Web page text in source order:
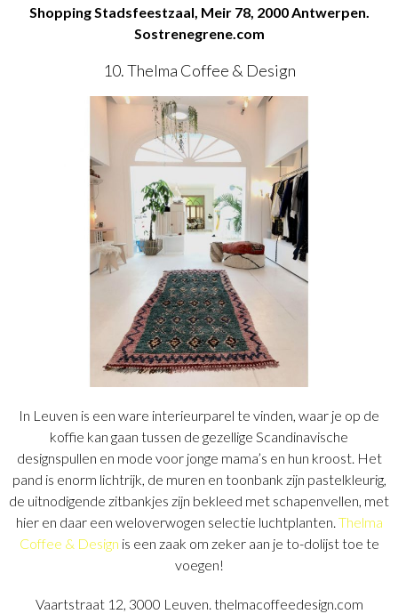
Shopping Stadsfeestzaal, Meir 78, 2000 Antwerpen.
Sostrenegrene.com
10. Thelma Coffee & Design
In Leuven is een ware interieurparel te vinden, waar je op de
koffie kan gaan tussen de gezellige Scandinavische
designspullen en mode voor jonge mama’s en hun kroost. Het
pand is enorm lichtrijk, de muren en toonbank zijn pastelkleurig,
de uitnodigende zitbankjes zijn bekleed met schapenvellen, met
hier en daar een weloverwogen selectie luchtplanten. Thelma
Coffee & Design is een zaak om zeker aan je to-dolijst toe te
voegen!
Vaartstraat 12, 3000 Leuven. thelmacoffeedesign.com